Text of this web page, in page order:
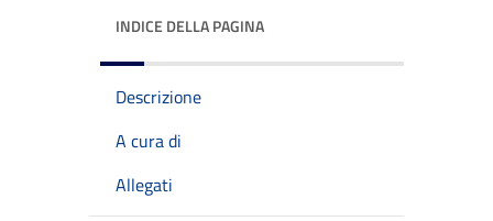
INDICE DELLA PAGINA
Descrizione
A cura di
Allegati